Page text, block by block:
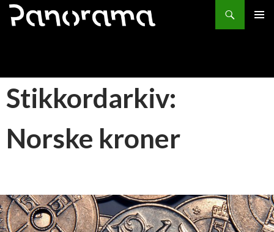
Søk
HOPP
Stikkordarkiv:
Norske kroner